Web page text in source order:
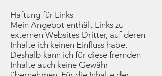
Haftung für Links
Mein Angebot enthält Links zu
externen Websites Dritter, auf deren
Inhalte ich keinen Einfluss habe.
Deshalb kann ich für diese fremden
Inhalte auch keine Gewähr